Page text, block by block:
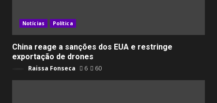
Notícias Política
China reage a sanções dos EUA e restringe
exportação de drones
Raissa Fonseca 6 60